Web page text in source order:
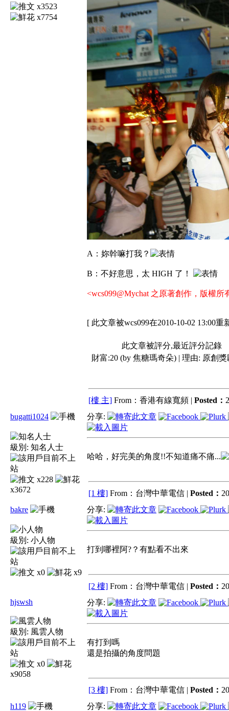
x3523
x7754
A：妳幹嘛打我？
B：不好意思，太 HIGH 了！
<wcs099@Mychat 之原著創作，版權所
[ 此文章被wcs099在2010-10-02 13:00重
此文章被評分,最近評分記錄
財富:20 (by 焦糖瑪奇朵) | 理由: 原創
[樓 主] From：香港有線寬頻 | Posted：
bugatti1024
級別: 知名人士
x228
x3672
分享:
哈哈，好完美的角度!!不知道痛不痛...
[1 樓] From：台灣中華電信 | Posted：
bakre
級別: 小人物
x0 x9
分享:
打到哪裡阿?？有點看不出來
[2 樓] From：台灣中華電信 | Posted：
hjswsh
級別: 風雲人物
x0
x9058
分享:
有打到嗎
還是拍攝的角度問題
[3 樓] From：台灣中華電信 | Posted：
h119
分享: